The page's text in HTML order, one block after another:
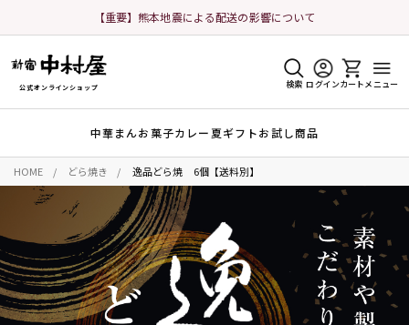
【重要】熊本地震による配送の影響について
公式オンラインショップ 検索 ログインカート メニュー
中華まんお菓子カレー夏ギフトお試し商品
HOME どら焼き 逸品どら焼 6個【送料別】